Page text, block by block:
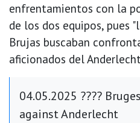
enfrentamientos con la
de los dos equipos, pues
Brujas buscaban
aficionados del
04.05.2025 ????
against Anderlecht